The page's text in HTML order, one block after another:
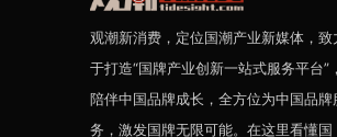
观潮新消费，定位国潮产业新媒体，致
于打造“国牌产业创新一站式服务平台”，
陪伴中国品牌成长，全方位为中国品牌
务，激发国牌无限可能。在这里看懂国